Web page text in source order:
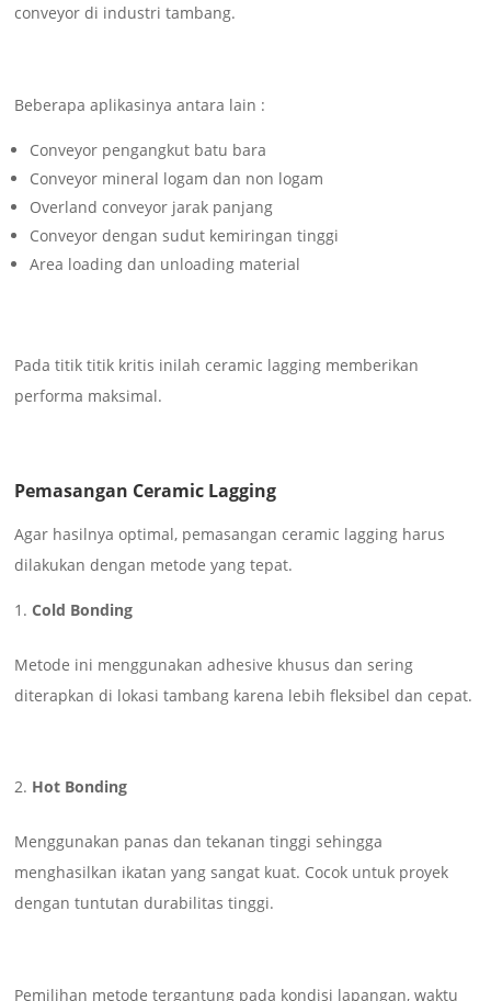
conveyor di industri tambang.
Beberapa aplikasinya antara lain :
Conveyor pengangkut batu bara
Conveyor mineral logam dan non logam
Overland conveyor jarak panjang
Conveyor dengan sudut kemiringan tinggi
Area loading dan unloading material
Pada titik titik kritis inilah ceramic lagging memberikan
performa maksimal.
Pemasangan Ceramic Lagging
Agar hasilnya optimal, pemasangan ceramic lagging harus
dilakukan dengan metode yang tepat.
Cold Bonding
Metode ini menggunakan adhesive khusus dan sering
diterapkan di lokasi tambang karena lebih fleksibel dan cepat.
Hot Bonding
Menggunakan panas dan tekanan tinggi sehingga
menghasilkan ikatan yang sangat kuat. Cocok untuk proyek
dengan tuntutan durabilitas tinggi.
Pemilihan metode tergantung pada kondisi lapangan, waktu